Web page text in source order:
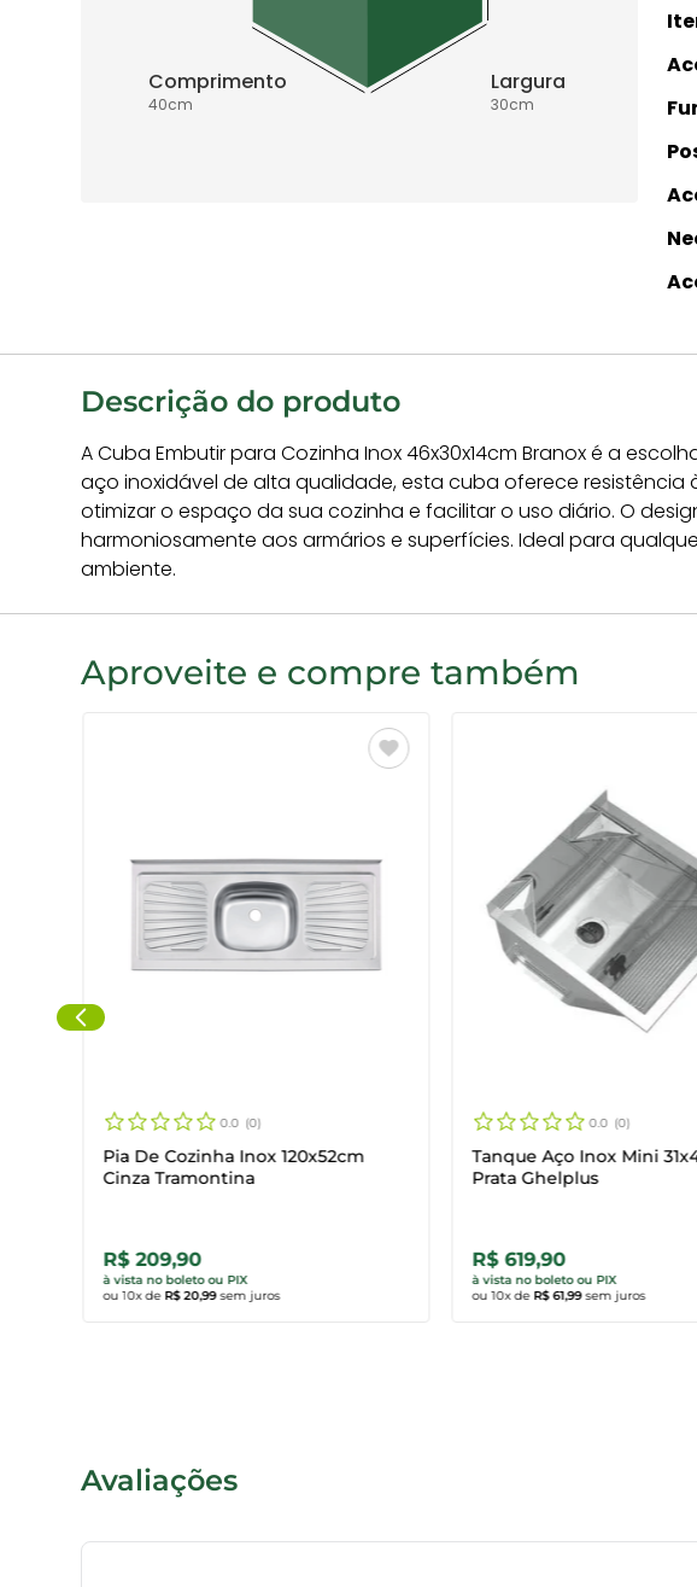
Largura
30cm
Comprimento
40cm
Descrição do produto
A Cuba Embutir para Cozinha Inox 46x30x14cm Branox é a
aço inoxidável de alta qualidade, esta cuba oferece resistência
otimizar o espaço da sua cozinha e facilitar o uso diário. O
harmoniosamente aos armários e superfícies. Ideal para
ambiente.
Aproveite e compre também
0.0 0
Pia De Cozinha Inox 120x52cm
Cinza Tramontina
R$ 209,90
à vista no boleto ou PIX
ou10x de R$ 20,99 sem juros
Comprar agora
0.0 0
Tanque Aço Inox Mini
Prata Ghelplus
R$ 619,90
à vista no boleto ou PIX
ou10x de R$ 61,99 sem juros
Comprar agora
Avaliações